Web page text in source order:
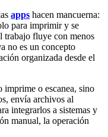
apps hacen mancuerna:
para imprimir y se
trabajo fluye con menos
no es un concepto
organizada desde el
o escanea, sino
envía archivos al
integrarlos a sistemas y
manual, la operación